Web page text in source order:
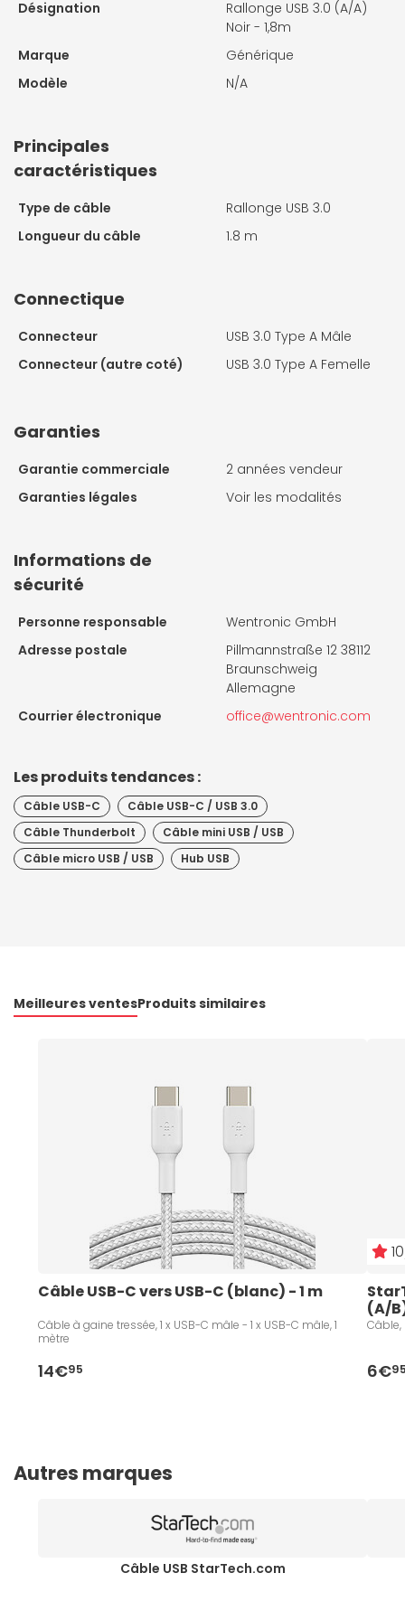
Désignation
Rallonge USB 3.0 (A/A)
Noir - 1,8m
Marque
Générique
Modèle
N/A
Principales
caractéristiques
Type de câble
Rallonge USB 3.0
Longueur du câble
1.8 m
Connectique
Connecteur
USB 3.0 Type A Mâle
Connecteur (autre coté)
USB 3.0 Type A Femelle
Garanties
Garantie commerciale
2 années vendeur
Garanties légales
Voir les modalités
Informations de
sécurité
Personne responsable
Wentronic GmbH
Adresse postale
Pillmannstraße 12 38112
Braunschweig
Allemagne
Courrier électronique
office@wentronic.com
Les produits tendances :
Câble USB-C
Câble USB-C / USB 3.0
Câble Thunderbolt
Câble mini USB / USB
Câble micro USB / USB
Hub USB
Meilleures ventesProduits similaires
Câble USB-C vers USB-C (blanc) - 1 m
Câble à gaine tressée, 1 x USB-C mâle - 1 x USB-C mâle, 1
mètre
14€95
(A/
Câble,
6€
Autres marques
Câble USB StarTech.com